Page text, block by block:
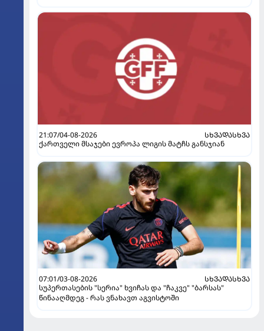
21:07/04-08-2026
ᲡᲮᲕᲐᲓᲐᲡᲮᲕᲐ
ქართველი მსაჯები ევროპა ლიგის მატჩს განსჯიან
07:01/03-08-2026
ᲡᲮᲕᲐᲓᲐᲡᲮᲕᲐ
სუპერთასების "სერია" ხვიჩას და "ჩაკვე" "ბარსას"
წინააღმდეგ - რას ვნახავთ აგვისტოში